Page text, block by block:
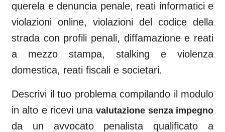
querela e denuncia penale, reati informatici e
violazioni online, violazioni del codice della
strada con profili penali, diffamazione e reati
a mezzo stampa, stalking e violenza
domestica, reati fiscali e societari.
Descrivi il tuo problema compilando il modulo
in alto e ricevi unavalutazione senza impegno
da un avvocato penalista qualificato a